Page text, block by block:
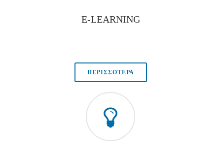
E-LEARNING
ΠΕΡΙΣΣΟΤΕΡΑ